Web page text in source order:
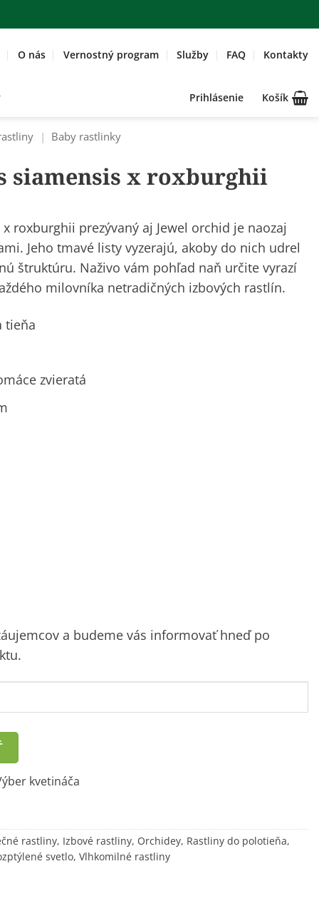
O nás Vernostný program Služby FAQ Kontakty
Prihlásenie Košík
| Baby rastlinky
siamensis x roxburghii
roxburghii prezývaný aj Jewel orchid je naozaj
Jeho tmavé listy vyzerajú, akoby do nich udrel
štruktúru. Naživo vám pohľad naň určite vyrazí
milovníka netradičných izbových rastlín.
tieňa
zvieratá
a budeme vás informovať hneď po
kvetináča
rastliny, Izbové rastliny, Orchidey, Rastliny do polotieňa,
svetlo, Vlhkomilné rastliny